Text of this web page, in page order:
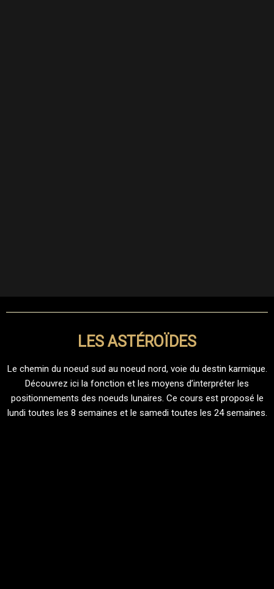
LES ASTÉROÏDES
Le chemin du noeud sud au noeud nord, voie du destin karmique.
Découvrez ici la fonction et les moyens d’interpréter les
positionnements des noeuds lunaires. Ce cours est proposé le
lundi toutes les 8 semaines et le samedi toutes les 24 semaines.